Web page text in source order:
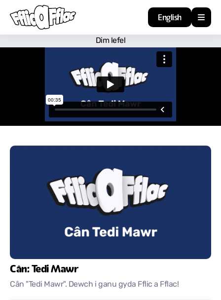
Adnoddau
Amdan
Arweiniad
English
Dim lefel
Cân: Tedi Mawr
Cân "Tedi Mawr". Dewch i ganu gyda Fflic a Fflac!